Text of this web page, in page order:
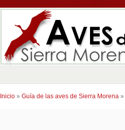
Inicio » Guía de las aves de Sierra Morena »